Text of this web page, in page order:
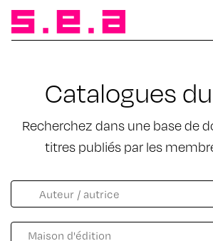
Catalogues du
Recherchez dans une base de
titres publiés par les
Facette catalogue auteur
Rechercher
Catalogue Maison d'édition
Sélectionnez le contenu
Sélectionnez le contenu